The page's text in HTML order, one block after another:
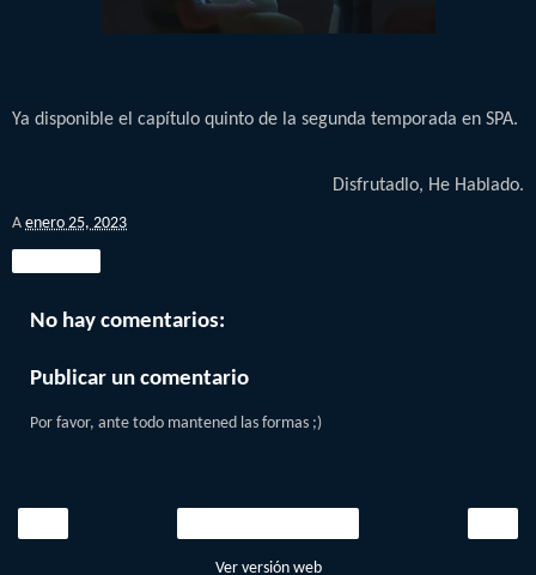
Ya disponible el capítulo quinto de la segunda temporada en SPA.
Disfrutadlo, He Hablado.
A enero 25, 2023
No hay comentarios:
Publicar un comentario
Por favor, ante todo mantened las formas ;)
Ver versión web